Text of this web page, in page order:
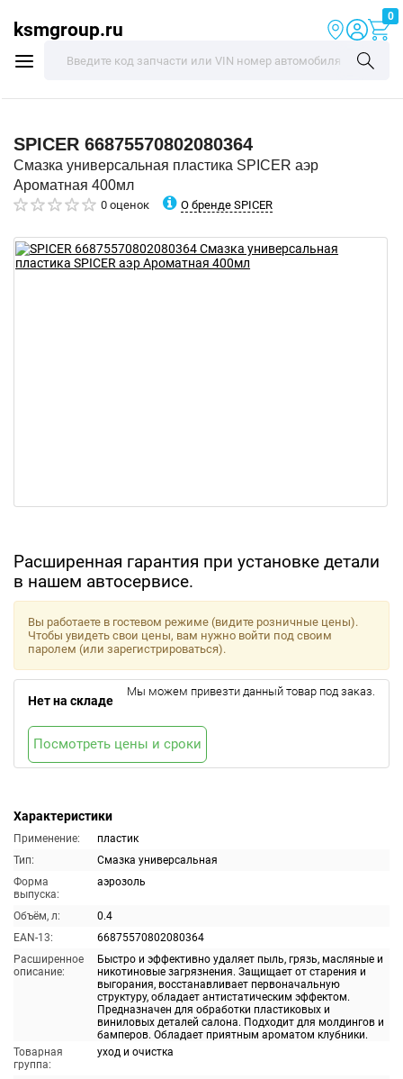
ksmgroup.ru
0
SPICER 66875570802080364
Смазка универсальная пластика SPICER аэр
Ароматная 400мл
0 оценок О бренде SPICER
Расширенная гарантия при установке детали
в нашем автосервисе.
Характеристики
Применение:
пластик
Тип:
Смазка универсальная
Форма
выпуска:
аэрозоль
Объём, л:
0.4
EAN-13:
66875570802080364
Расширенное
описание:
Быстро и эффективно удаляет пыль, грязь, масляные и
никотиновые загрязнения. Защищает от старения и
выгорания, восстанавливает первоначальную
структуру, обладает антистатическим эффектом.
Предназначен для обработки пластиковых и
виниловых деталей салона. Подходит для молдингов и
бамперов. Обладает приятным ароматом клубники.
Товарная
группа:
уход и очистка
Вы работаете в гостевом режиме (видите розничные цены).
Чтобы увидеть свои цены, вам нужно войти под своим
паролем (или зарегистрироваться).
Нет на складе
Мы можем привезти данный товар под заказ.
Посмотреть цены и сроки